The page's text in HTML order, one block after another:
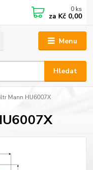
Menu
Hledat
0 ks
za Kč 0,00
Mann HU6007X